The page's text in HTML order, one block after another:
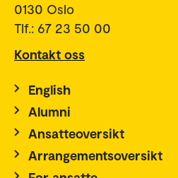
0130 Oslo
Tlf.: 67 23 50 00
Kontakt oss
English
Alumni
Ansatteoversikt
Arrangementsoversikt